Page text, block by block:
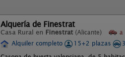
Alquería de Finestrat
Casa Rural en Finestrat (Alicante) a
Alquiler completo
15+2 plazas